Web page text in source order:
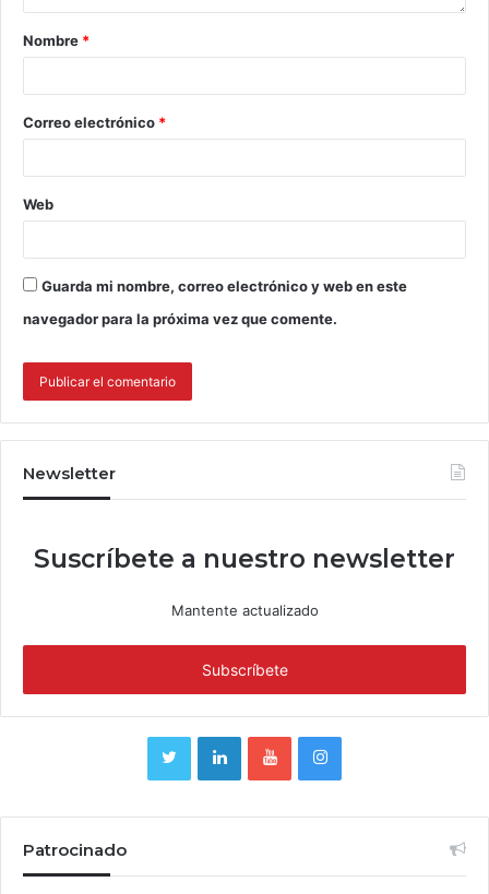
Nombre *
Correo electrónico *
Web
Guarda mi nombre, correo electrónico y web en este
navegador para la próxima vez que comente.
Newsletter
Suscríbete a nuestro newsletter
Mantente actualizado
Patrocinado